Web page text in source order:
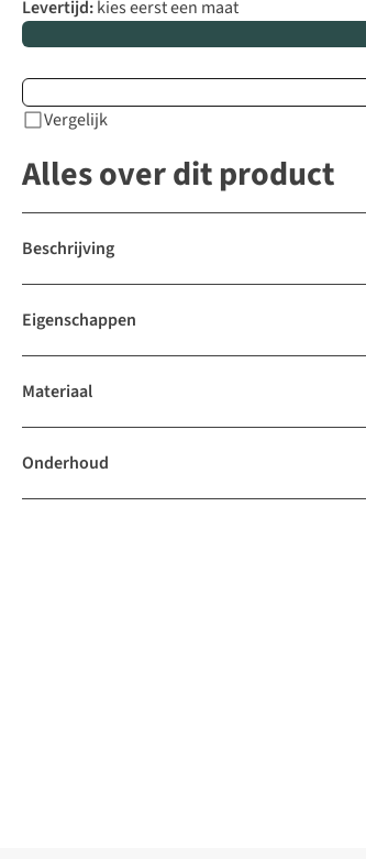
Levertijd:kies eerst een maat
Vergelijk
Alles over dit product
Beschrijving
Eigenschappen
Materiaal
Onderhoud